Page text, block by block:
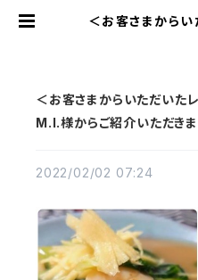
＜お客さまから
＜お客さまからいただい
M.I.様からご紹介いただきま
2022/02/02 07:24